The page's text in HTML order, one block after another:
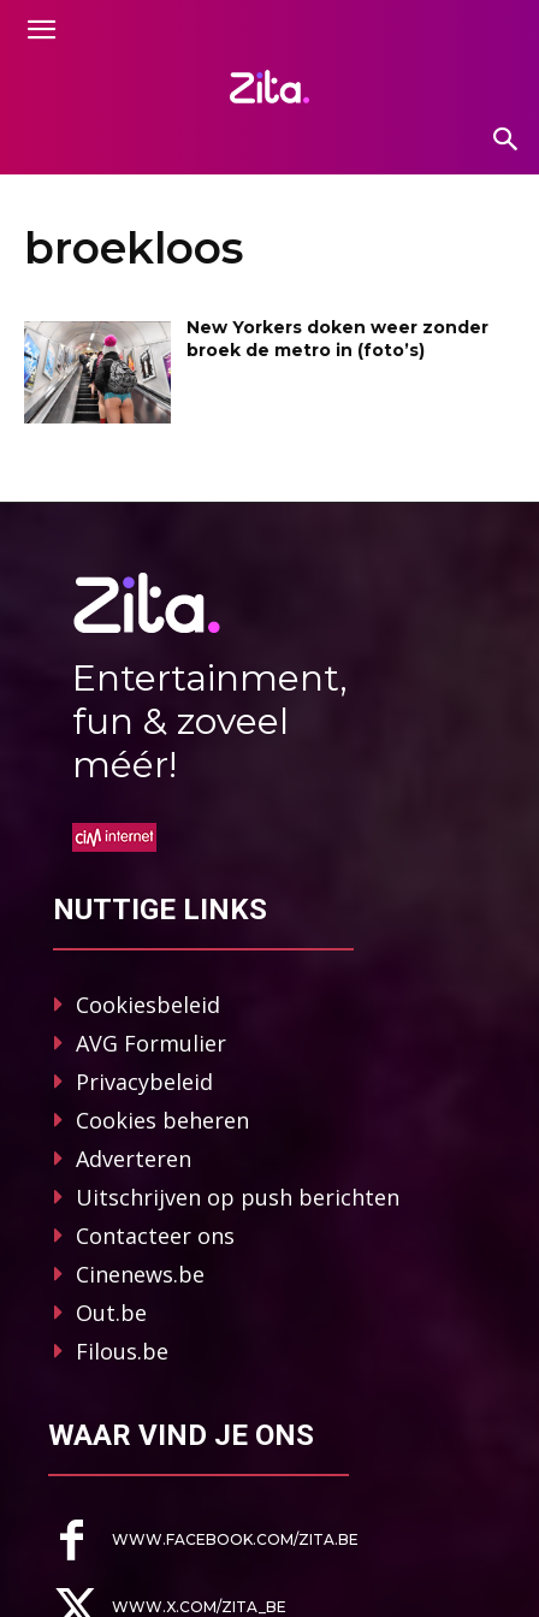
broekloos
New Yorkers doken weer zonder
broek de metro in (foto’s)
Entertainment,
fun & zoveel
méér!
NUTTIGE LINKS
Cookiesbeleid
AVG Formulier
Privacybeleid
Cookies beheren
Adverteren
Uitschrijven op push berichten
Contacteer ons
Cinenews.be
Out.be
Filous.be
WAAR VIND JE ONS
WWW.FACEBOOK.COM/ZITA.BE
WWW.X.COM/ZITA_BE